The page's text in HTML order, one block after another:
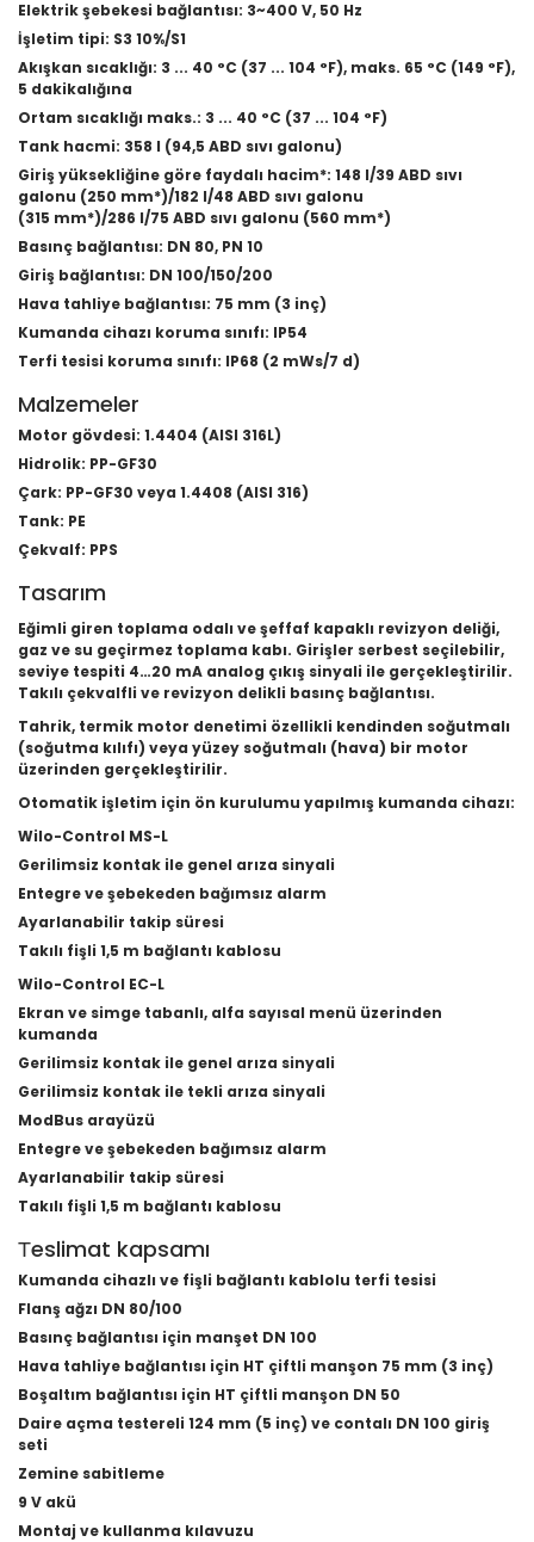
Elektrik şebekesi bağlantısı: 3~400 V, 50 Hz
İşletim tipi: S3 10%/S1
Akışkan sıcaklığı: 3 ... 40 °C (37 ... 104 °F), maks. 65 °C (149 °F),
5 dakikalığına
Ortam sıcaklığı maks.: 3 ... 40 °C (37 ... 104 °F)
Tank hacmi: 358 l (94,5 ABD sıvı galonu)
Giriş yüksekliğine göre faydalı hacim*: 148 l/39 ABD sıvı
galonu (250 mm*)/182 l/48 ABD sıvı galonu
(315 mm*)/286 l/75 ABD sıvı galonu (560 mm*)
Basınç bağlantısı: DN 80, PN 10
Giriş bağlantısı: DN 100/150/200
Hava tahliye bağlantısı: 75 mm (3 inç)
Kumanda cihazı koruma sınıfı: IP54
Terfi tesisi koruma sınıfı: IP68 (2 mWs/7 d)
Malzemeler
Motor gövdesi: 1.4404 (AISI 316L)
Hidrolik: PP-GF30
Çark: PP-GF30 veya 1.4408 (AISI 316)
Tank: PE
Çekvalf: PPS
Tasarım
Eğimli giren toplama odalı ve şeffaf kapaklı revizyon deliği,
gaz ve su geçirmez toplama kabı. Girişler serbest seçilebilir,
seviye tespiti 4…20 mA analog çıkış sinyali ile gerçekleştirilir.
Takılı çekvalfli ve revizyon delikli basınç bağlantısı.
Tahrik, termik motor denetimi özellikli kendinden soğutmalı
(soğutma kılıfı) veya yüzey soğutmalı (hava) bir motor
üzerinden gerçekleştirilir.
Otomatik işletim için ön kurulumu yapılmış kumanda cihazı:
Wilo-Control MS-L
Gerilimsiz kontak ile genel arıza sinyali
Entegre ve şebekeden bağımsız alarm
Ayarlanabilir takip süresi
Takılı fişli 1,5 m bağlantı kablosu
Wilo-Control EC-L
Ekran ve simge tabanlı, alfa sayısal menü üzerinden
kumanda
Gerilimsiz kontak ile genel arıza sinyali
Gerilimsiz kontak ile tekli arıza sinyali
ModBus arayüzü
Entegre ve şebekeden bağımsız alarm
Ayarlanabilir takip süresi
Takılı fişli 1,5 m bağlantı kablosu
Тeslimat kapsamı
Kumanda cihazlı ve fişli bağlantı kablolu terfi tesisi
Flanş ağzı DN 80/100
Basınç bağlantısı için manşet DN 100
Hava tahliye bağlantısı için HT çiftli manşon 75 mm (3 inç)
Boşaltım bağlantısı için HT çiftli manşon DN 50
Daire açma testereli 124 mm (5 inç) ve contalı DN 100 giriş
seti
Zemine sabitleme
9 V akü
Montaj ve kullanma kılavuzu